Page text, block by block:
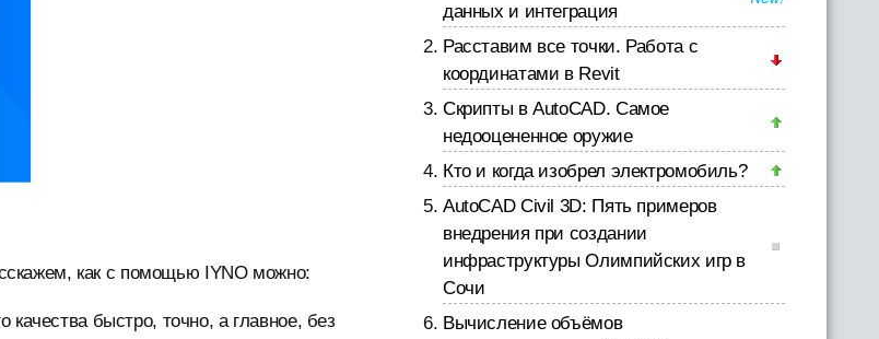
как с помощью IYNO можно:
быстро, точно, а главное, без
данных и интеграция
Расставим все точки. Работа с
координатами в Revit
Скрипты в AutoCAD. Самое
недооцененное оружие
Кто и когда изобрел электромобиль?
AutoCAD Civil 3D: Пять примеров
внедрения при создании
инфраструктуры Олимпийских игр в
Сочи
Вычисление объёмов